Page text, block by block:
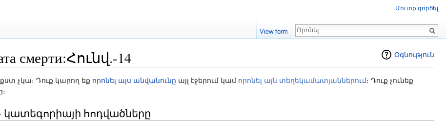
Օգնություն
смерти:Հունվ.-14
չկա։ Դուք կարող եք որոնել այս անվանունը այլ էջերում կամ որոնել այն տեղեկամատյաններում։ Դուք չունեք
կատեգորիայի հոդվածները
Մուտք գործել
View form
Որոնում